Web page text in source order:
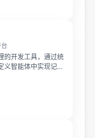
的开发工具，通过统
智能体中实现记忆